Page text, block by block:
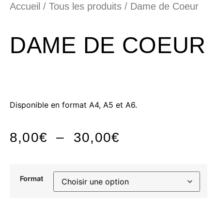
Accueil / Tous les produits / Dame de Coeur
DAME DE COEUR
Disponible en format A4, A5 et A6.
8,00€ – 30,00€
Format